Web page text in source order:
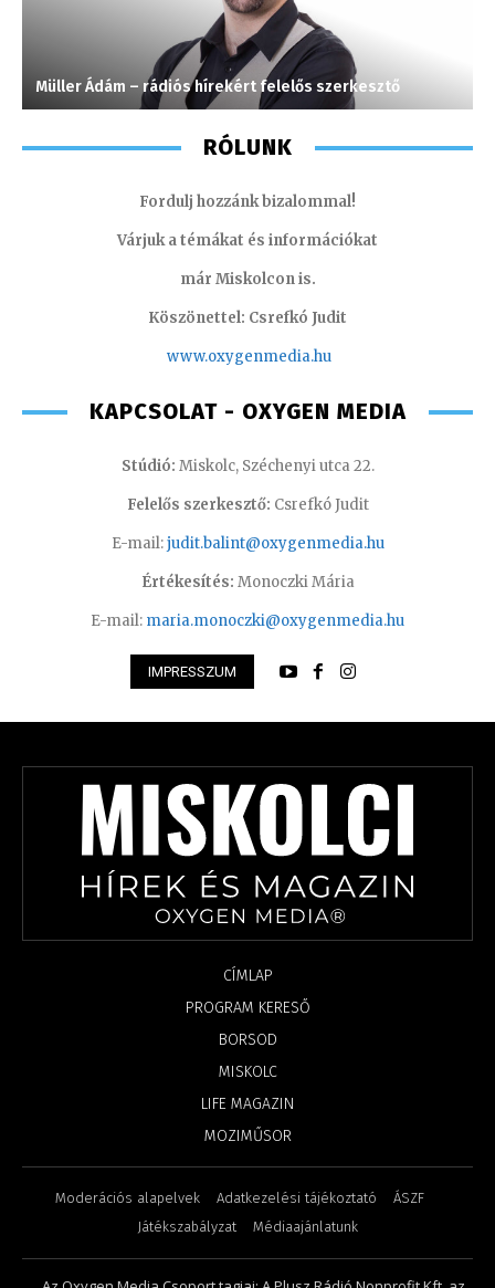
Müller Ádám – rádiós hírekért felelős szerkesztő
RÓLUNK
Fordulj hozzánk bizalommal!
Várjuk a témákat és információkat
már Miskolcon is.
Köszönettel: Csrefkó Judit
www.oxygenmedia.hu
KAPCSOLAT - OXYGEN MEDIA
Stúdió: Miskolc, Széchenyi utca 22.
Felelős szerkesztő: Csrefkó Judit
E-mail:judit.balint@oxygenmedia.hu
Értékesítés: Monoczki Mária
E-mail: maria.monoczki@oxygenmedia.hu
IMPRESSZUM
CÍMLAP
PROGRAM KERESŐ
BORSOD
MISKOLC
LIFE MAGAZIN
MOZIMŰSOR
Moderációs alapelvek Adatkezelési tájékoztató
ÁSZF
Játékszabályzat
Médiaajánlatunk